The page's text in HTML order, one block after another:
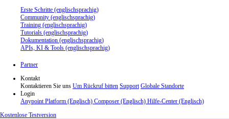
Erste Schritte (englischsprachig)
Community (englischsprachig)
Training (englischsprachig)
Tutorials (englischsprachig)
Dokumentation (englischsprachig)
APIs, KI & Tools (englischsprachig)
Partner
Kontakt
Kontaktieren Sie uns Um Rückruf bitten Support Globale Standorte
Login
Anypoint Platform (Englisch) Composer (Englisch) Hilfe-Center (Englisch)
Kostenlose Testversion